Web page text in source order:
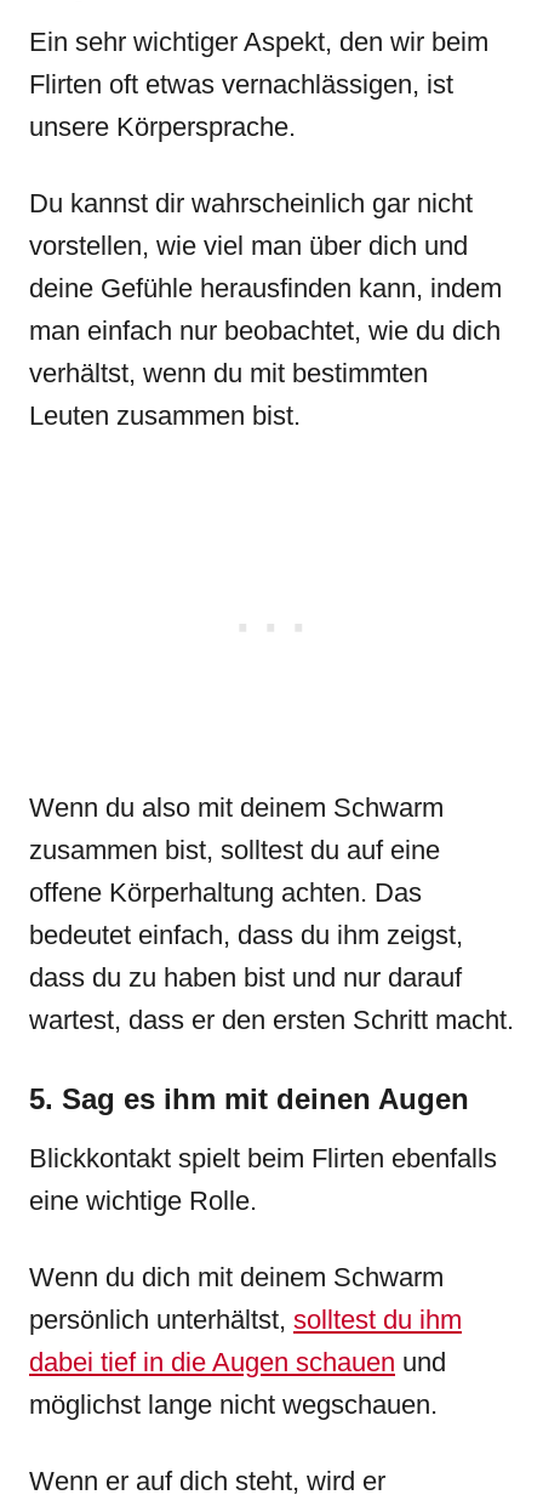
Ein sehr wichtiger Aspekt, den wir beim
Flirten oft etwas vernachlässigen, ist
unsere Körpersprache.
Du kannst dir wahrscheinlich gar nicht
vorstellen, wie viel man über dich und
deine Gefühle herausfinden kann, indem
man einfach nur beobachtet, wie du dich
verhältst, wenn du mit bestimmten
Leuten zusammen bist.
Wenn du also mit deinem Schwarm
zusammen bist, solltest du auf eine
offene Körperhaltung achten. Das
bedeutet einfach, dass du ihm zeigst,
dass du zu haben bist und nur darauf
wartest, dass er den ersten Schritt macht.
5. Sag es ihm mit deinen Augen
Blickkontakt spielt beim Flirten ebenfalls
eine wichtige Rolle.
Wenn du dich mit deinem Schwarm
persönlich unterhältst, solltest du ihm
dabei tief in die Augen schauen und
möglichst lange nicht wegschauen.
Wenn er auf dich steht, wird er